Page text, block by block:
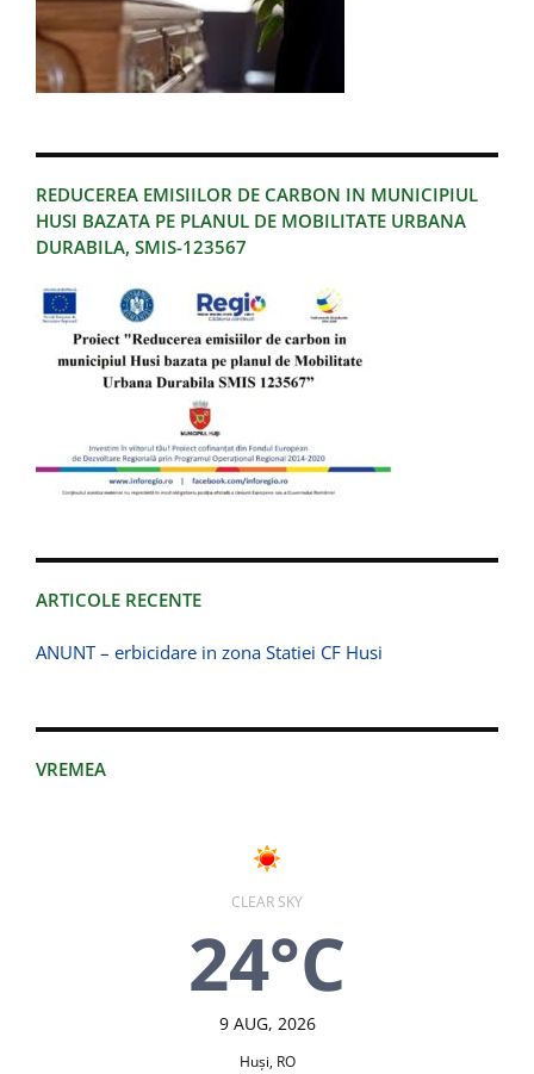
REDUCEREA EMISIILOR DE CARBON IN MUNICIPIUL
HUSI BAZATA PE PLANUL DE MOBILITATE URBANA
DURABILA, SMIS-123567
ARTICOLE RECENTE
ANUNT – erbicidare in zona Statiei CF Husi
VREMEA
CLEAR SKY
24°C
9 AUG, 2026
Huşi, RO